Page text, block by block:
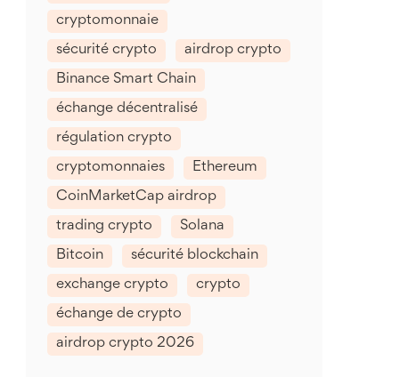
cryptomonnaie
sécurité crypto airdrop crypto
Binance Smart Chain
échange décentralisé
régulation crypto
cryptomonnaies Ethereum
CoinMarketCap airdrop
trading crypto Solana
Bitcoin sécurité blockchain
exchange crypto crypto
échange de crypto
airdrop crypto 2026